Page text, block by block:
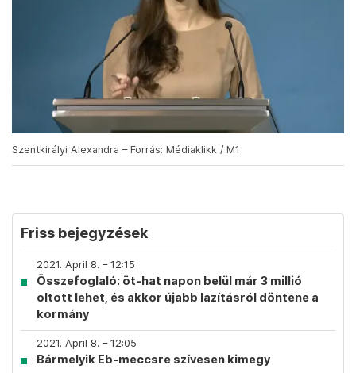
Szentkirályi Alexandra – Forrás: Médiaklikk / M1
Friss bejegyzések
2021. April 8. – 12:15
Összefoglaló: öt-hat napon belül már 3 millió
oltott lehet, és akkor újabb lazításról döntene a
kormány
2021. April 8. – 12:05
Bármelyik Eb-meccsre szívesen kimegy